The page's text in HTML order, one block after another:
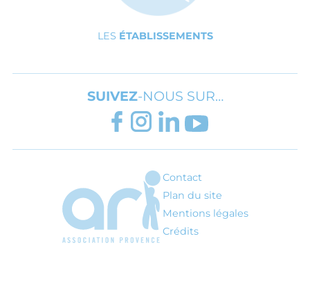
LES ÉTABLISSEMENTS
SUIVEZ-NOUS SUR…
FACEBOOK
INSTAGRAM
LINKEDIN
YOUTUBE
ARI - Association régionale pour
Contact
Plan du site
Mentions légales
Crédits